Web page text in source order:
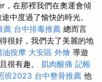
，在那裡我們在奧運會傾
中度過了愉快的時光。
薦 台中排毒推薦 總而言
很好，我們去了美麗的地
油按摩 大安區 外燴 導遊
很有趣。 肌肉酸痛 記帳
班2023 台中整骨推薦 他